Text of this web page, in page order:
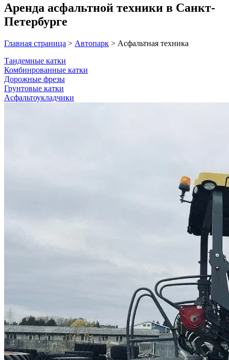
Аренда асфальтной техники в Санкт-
Петербурге
Главная страница > Автопарк > Асфальтная техника
Тандемные катки
Комбинрованные катки
Дорожные фрезы
Грунтовые катки
Асфальтоукладчики